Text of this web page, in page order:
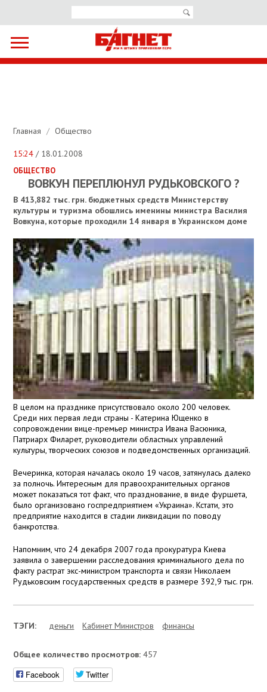
Главная / Общество
15:24 / 18.01.2008
ОБЩЕСТВО
ВОВКУН ПЕРЕПЛЮНУЛ РУДЬКОВСКОГО ?
В 413,882 тыс. грн. бюджетных средств Министерству
культуры и туризма обошлись именины министра Василия
Вовкуна, которые проходили 14 января в Украинском доме
В целом на празднике присутствовало около 200 человек.
Среди них первая леди страны - Катерина Ющенко в
сопровождении вице-премьер министра Ивана Васюника,
Патриарх Филарет, руководители областных управлений
культуры, творческих союзов и подведомственных организаций.
Вечеринка, которая началась около 19 часов, затянулась далеко
за полночь. Интересным для правоохранительных органов
может показаться тот факт, что празднование, в виде фуршета,
было организовано госпредприятием «Украина». Кстати, это
предприятие находится в стадии ликвидации по поводу
банкротства.
Напомним, что 24 декабря 2007 года прокуратура Киева
заявила о завершении расследования криминального дела по
факту растрат экс-министром транспорта и связи Николаем
Рудьковским государственных средств в размере 392,9 тыс. грн.
ТЭГИ: деньги Кабинет Министров финансы
Общее количество просмотров: 457
Facebook Twitter